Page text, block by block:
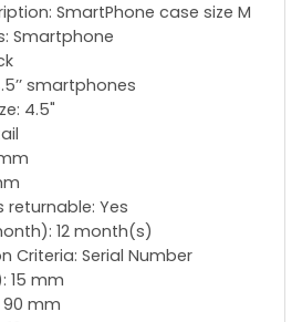
SmartPhone case size M
Smartphone
smartphones
4.5"
returnable: Yes
12 month(s)
Criteria: Serial Number
15 mm
mm